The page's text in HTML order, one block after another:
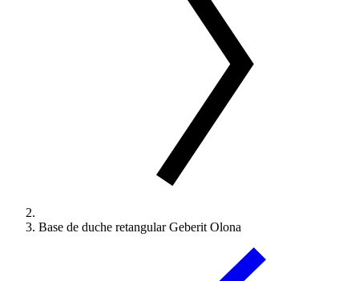
Base de duche retangular Geberit Olona